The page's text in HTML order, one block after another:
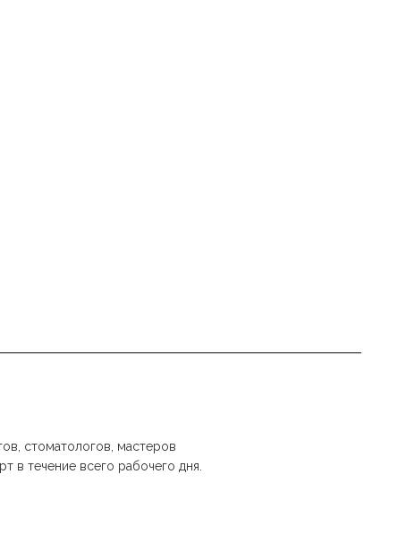
стоматологов, мастеров
в течение всего рабочего дня.